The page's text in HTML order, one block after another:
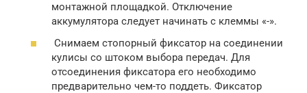
монтажной площадкой. Отключение
аккумулятора следует начинать с клеммы «-».
Снимаем стопорный фиксатор на соединении
кулисы со штоком выбора передач. Для
отсоединения фиксатора его необходимо
предварительно чем-то поддеть. Фиксатор